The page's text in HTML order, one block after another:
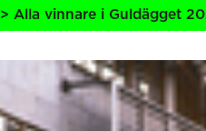
2026 > Alla